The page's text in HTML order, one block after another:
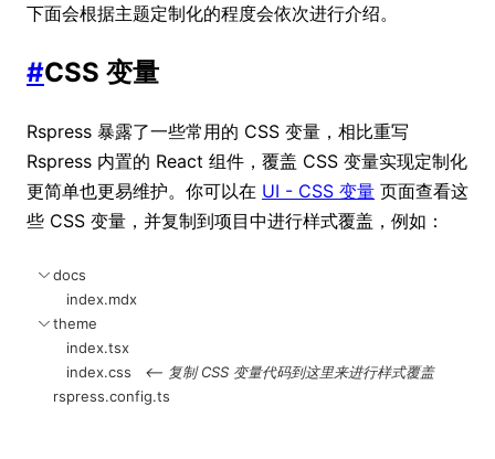
下面会根据主题定制化的程度会依次进行介绍。
#CSS 变量
Rspress 暴露了一些常用的 CSS 变量，相比重写
Rspress 内置的 React 组件，覆盖 CSS 变量实现定制化
更简单也更易维护。你可以在 UI - CSS 变量 页面查看这
些 CSS 变量，并复制到项目中进行样式覆盖，例如：
docs
index.mdx
theme
index.tsx
index.css
<-- 复制 CSS 变量代码到这里来进行样式覆盖
rspress.config.ts